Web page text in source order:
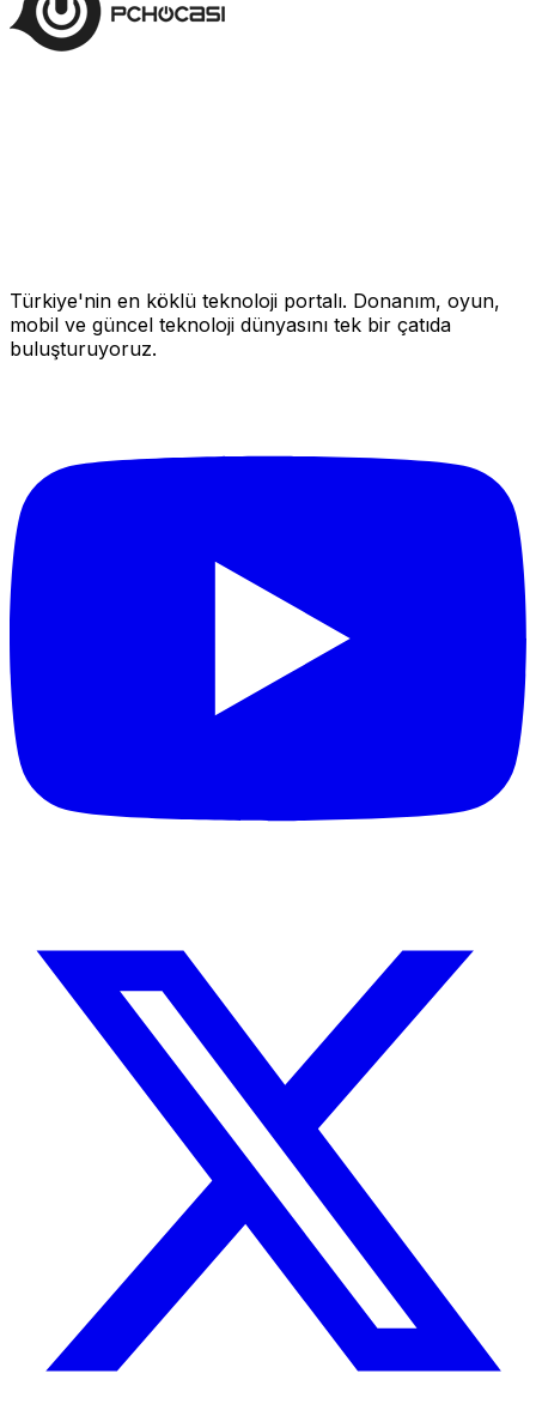
Türkiye'nin en köklü teknoloji portalı. Donanım, oyun,
mobil ve güncel teknoloji dünyasını tek bir çatıda
buluşturuyoruz.